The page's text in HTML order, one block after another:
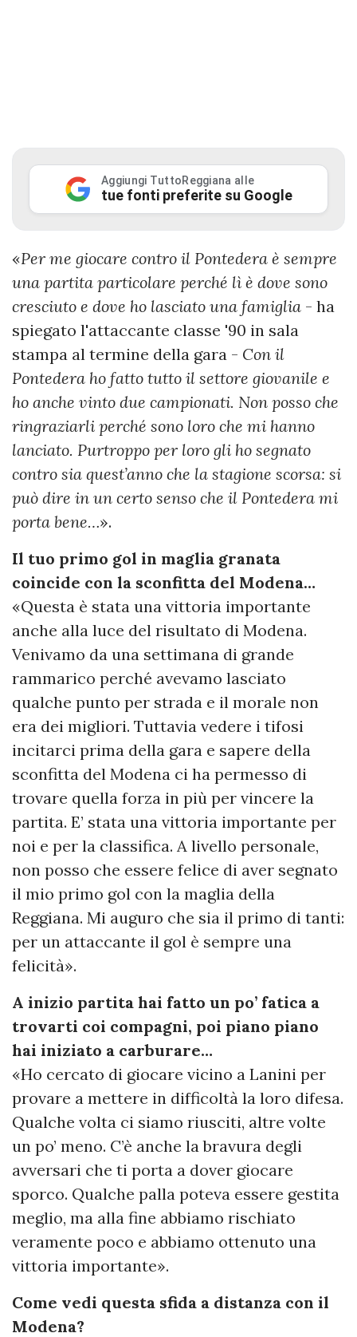
Aggiungi TuttoReggiana alle
tue fonti preferite su Google
«Per me giocare contro il Pontedera è sempre
una partita particolare perché lì è dove sono
cresciuto e dove ho lasciato una famiglia - ha
spiegato l'attaccante classe '90 in sala
stampa al termine della gara - Con il
Pontedera ho fatto tutto il settore giovanile e
ho anche vinto due campionati. Non posso che
ringraziarli perché sono loro che mi hanno
lanciato. Purtroppo per loro gli ho segnato
contro sia quest’anno che la stagione scorsa: si
può dire in un certo senso che il Pontedera mi
porta bene…».
Il tuo primo gol in maglia granata
coincide con la sconfitta del Modena…
«Questa è stata una vittoria importante
anche alla luce del risultato di Modena.
Venivamo da una settimana di grande
rammarico perché avevamo lasciato
qualche punto per strada e il morale non
era dei migliori. Tuttavia vedere i tifosi
incitarci prima della gara e sapere della
sconfitta del Modena ci ha permesso di
trovare quella forza in più per vincere la
partita. E’ stata una vittoria importante per
noi e per la classifica. A livello personale,
non posso che essere felice di aver segnato
il mio primo gol con la maglia della
Reggiana. Mi auguro che sia il primo di tanti:
per un attaccante il gol è sempre una
felicità».
A inizio partita hai fatto un po’ fatica a
trovarti coi compagni, poi piano piano
hai iniziato a carburare…
«Ho cercato di giocare vicino a Lanini per
provare a mettere in difficoltà la loro difesa.
Qualche volta ci siamo riusciti, altre volte
un po’ meno. C’è anche la bravura degli
avversari che ti porta a dover giocare
sporco. Qualche palla poteva essere gestita
meglio, ma alla fine abbiamo rischiato
veramente poco e abbiamo ottenuto una
vittoria importante».
Come vedi questa sfida a distanza con il
Modena?